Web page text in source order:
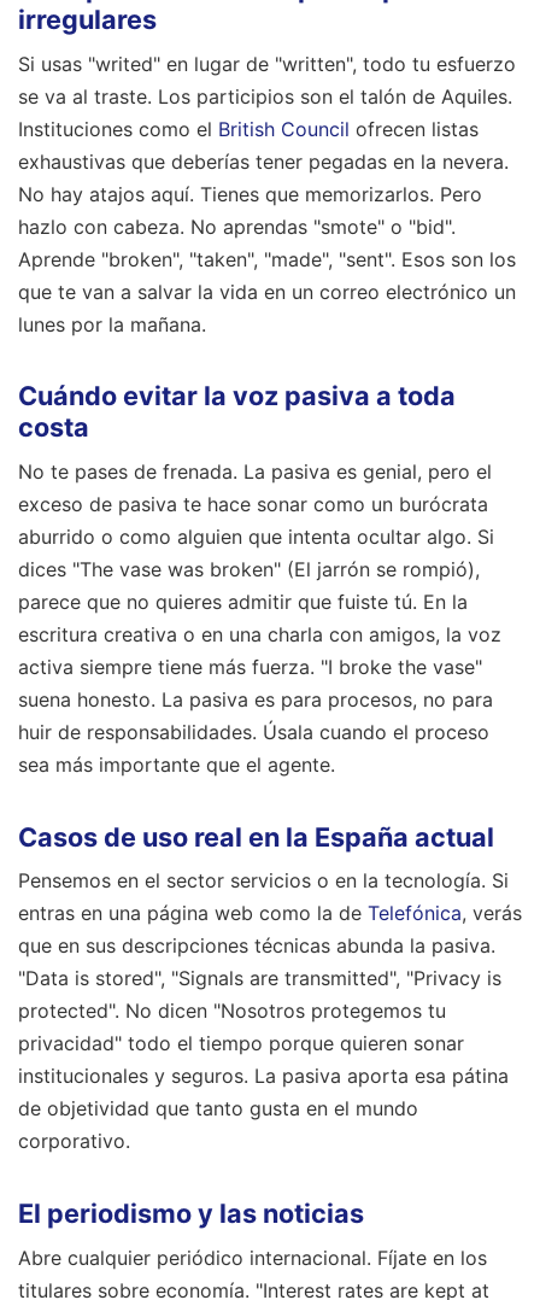
irregulares
Si usas "writed" en lugar de "written", todo tu esfuerzo
se va al traste. Los participios son el talón de Aquiles.
Instituciones como el British Council ofrecen listas
exhaustivas que deberías tener pegadas en la nevera.
No hay atajos aquí. Tienes que memorizarlos. Pero
hazlo con cabeza. No aprendas "smote" o "bid".
Aprende "broken", "taken", "made", "sent". Esos son los
que te van a salvar la vida en un correo electrónico un
lunes por la mañana.
Cuándo evitar la voz pasiva a toda
costa
No te pases de frenada. La pasiva es genial, pero el
exceso de pasiva te hace sonar como un burócrata
aburrido o como alguien que intenta ocultar algo. Si
dices "The vase was broken" (El jarrón se rompió),
parece que no quieres admitir que fuiste tú. En la
escritura creativa o en una charla con amigos, la voz
activa siempre tiene más fuerza. "I broke the vase"
suena honesto. La pasiva es para procesos, no para
huir de responsabilidades. Úsala cuando el proceso
sea más importante que el agente.
Casos de uso real en la España actual
Pensemos en el sector servicios o en la tecnología. Si
entras en una página web como la de Telefónica, verás
que en sus descripciones técnicas abunda la pasiva.
"Data is stored", "Signals are transmitted", "Privacy is
protected". No dicen "Nosotros protegemos tu
privacidad" todo el tiempo porque quieren sonar
institucionales y seguros. La pasiva aporta esa pátina
de objetividad que tanto gusta en el mundo
corporativo.
El periodismo y las noticias
Abre cualquier periódico internacional. Fíjate en los
titulares sobre economía. "Interest rates are kept at